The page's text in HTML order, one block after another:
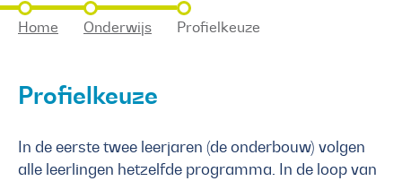
Home Onderwijs Profielkeuze
Profielkeuze
In de eerste twee leerjaren (de onderbouw) volgen
alle leerlingen hetzelfde programma. In de loop van